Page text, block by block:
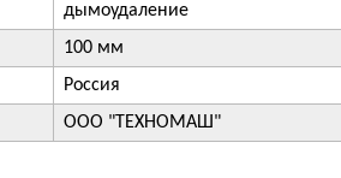
дымоудаление
100 мм
Россия
ООО "ТЕХНОМАШ"